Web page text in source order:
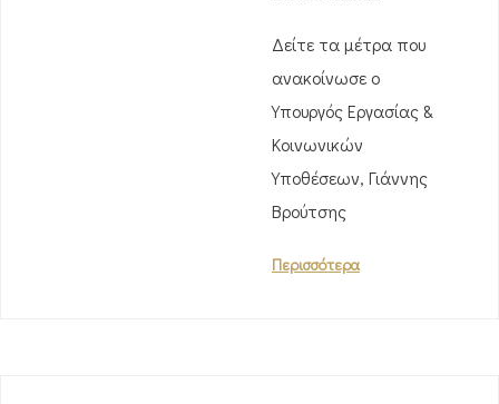
Δείτε τα μέτρα που
ανακοίνωσε ο
Υπουργός Εργασίας &
Κοινωνικών
Υποθέσεων, Γιάννης
Βρούτσης
Περισσότερα